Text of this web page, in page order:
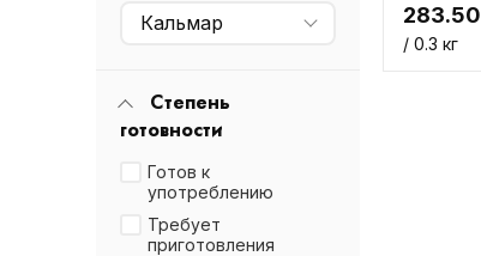
Кальмар
Степень
готовности
Готов к
употреблению
Требует
приготовления
283.50
/ 0.3 кг